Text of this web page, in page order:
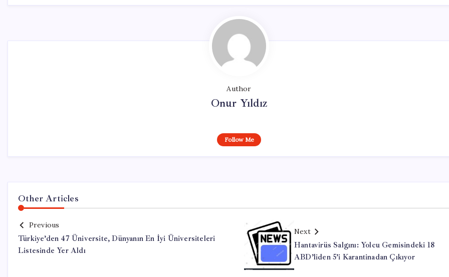
Author
Onur Yıldız
Follow Me
Other Articles
Previous
Türkiye’den 47 Üniversite, Dünyanın En İyi Üniversiteleri
Listesinde Yer Aldı
Next
Hantavirüs Salgını: Yolcu Gemisindeki 18
ABD’liden 5’i Karantinadan Çıkıyor